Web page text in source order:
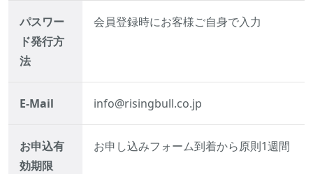
パスワー
ド発行方
法
会員登録時にお客様ご自身で入力
E-Mail info@risingbull.co.jp
お申込有
効期限
お申し込みフォーム到着から原則1週間